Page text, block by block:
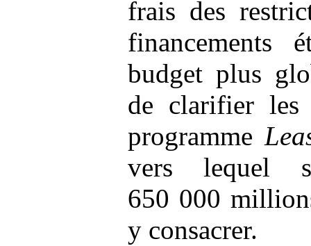
frais des
financements
budget plus
de clarifier les
programme
vers lequel
650 000
y consacrer.